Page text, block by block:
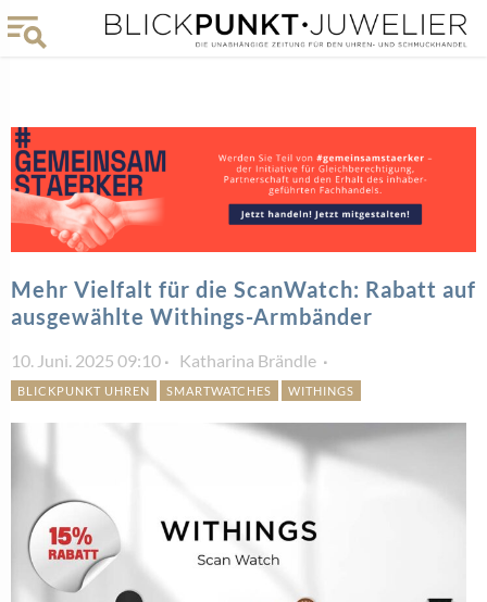
Mehr Vielfalt für die ScanWatch: Rabatt auf
ausgewählte Withings-Armbänder
10. Juni. 2025 09:10 Katharina Brändle
BLICKPUNKT UHREN SMARTWATCHES WITHINGS